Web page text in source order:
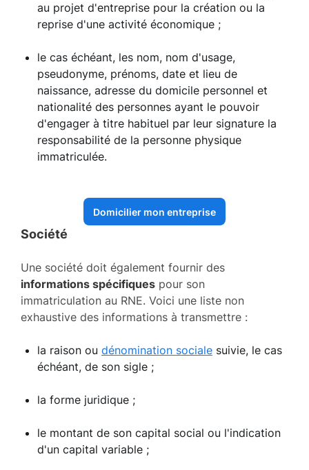
au projet d'entreprise pour la création ou la
reprise d'une activité économique ;
le cas échéant, les nom, nom d'usage,
pseudonyme, prénoms, date et lieu de
naissance, adresse du domicile personnel et
nationalité des personnes ayant le pouvoir
d'engager à titre habituel par leur signature la
responsabilité de la personne physique
immatriculée.
Domicilier mon entreprise
Société
Une société doit également fournir des
informations spécifiques pour son
immatriculation au RNE. Voici une liste non
exhaustive des informations à transmettre :
la raison ou dénomination sociale suivie, le cas
échéant, de son sigle ;
la forme juridique ;
le montant de son capital social ou l'indication
d'un capital variable ;